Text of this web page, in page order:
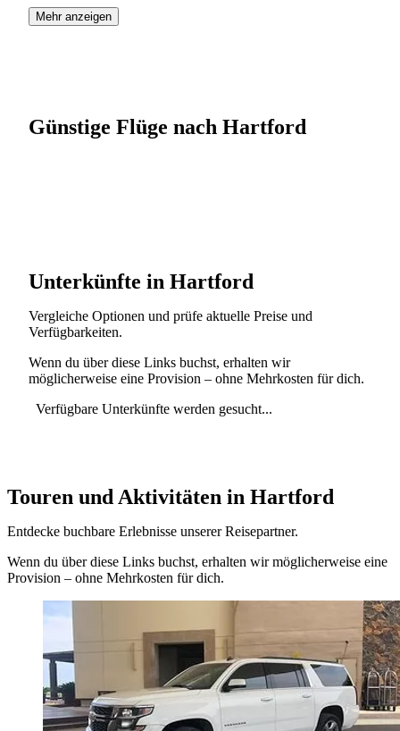
Mehr anzeigen
Günstige Flüge nach Hartford
Unterkünfte in Hartford
Vergleiche Optionen und prüfe aktuelle Preise und
Verfügbarkeiten.
Wenn du über diese Links buchst, erhalten wir
möglicherweise eine Provision – ohne Mehrkosten für dich.
Verfügbare Unterkünfte werden gesucht...
Touren und Aktivitäten in Hartford
Entdecke buchbare Erlebnisse unserer Reisepartner.
Wenn du über diese Links buchst, erhalten wir möglicherweise eine
Provision – ohne Mehrkosten für dich.